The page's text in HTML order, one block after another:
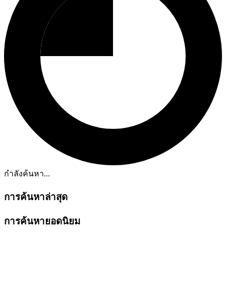
กำลังค้นหา...
การค้นหาล่าสุด
การค้นหายอดนิยม